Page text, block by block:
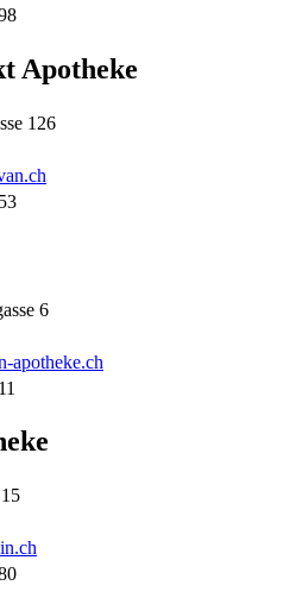
Apotheke
126
6
apotheke.ch